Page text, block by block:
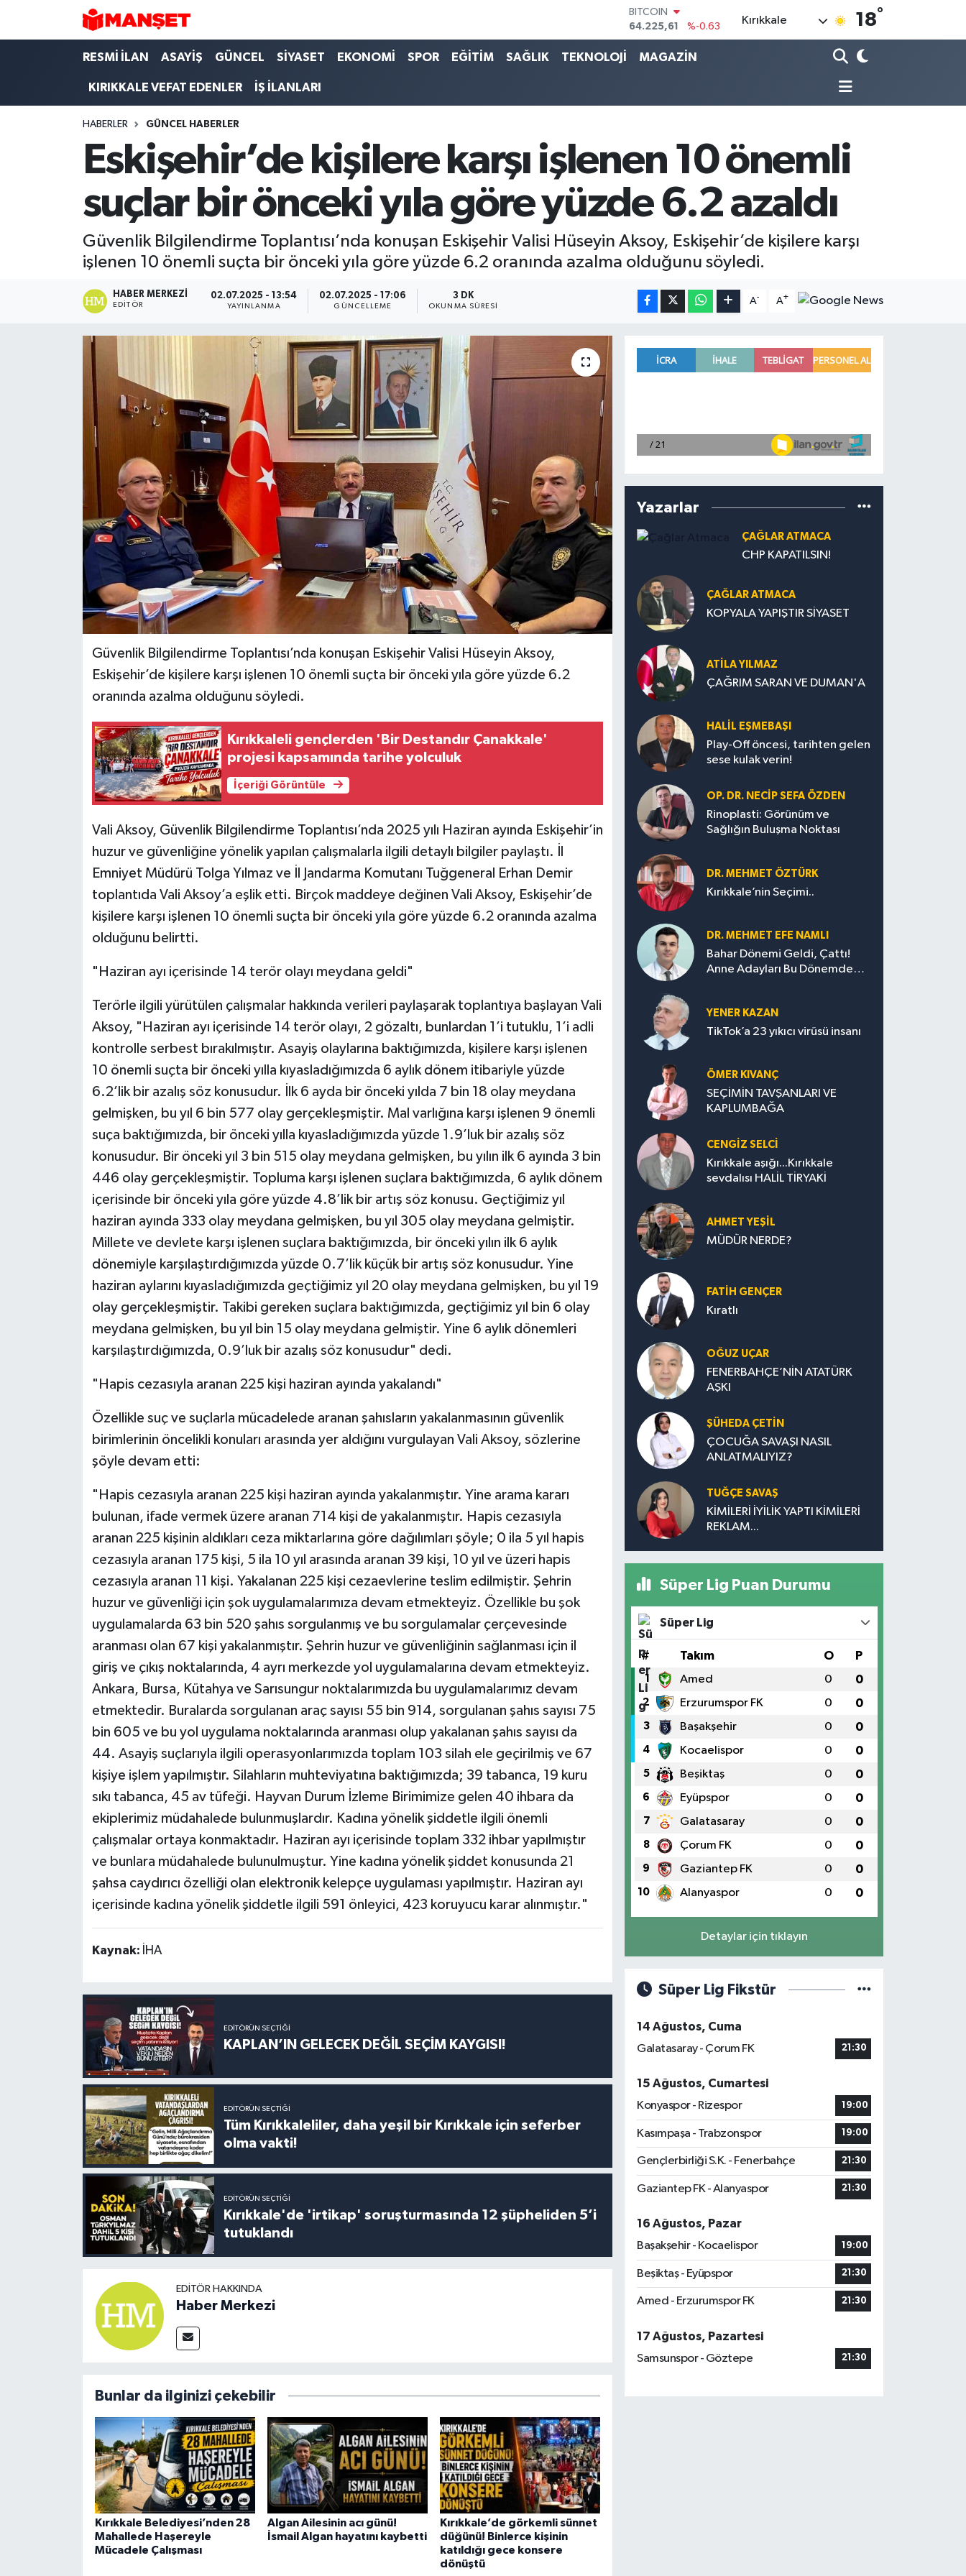
DOLAR
47,7143
%0.16
EURO
55,0317
%-0.02
%70
BITCOIN
64.225,61
%-0.63
Kırıkkale 18°
RESMİ İLAN ASAYİŞ GÜNCEL SİYASET EKONOMİ SPOR EĞİTİM SAĞLIK TEKNOLOJİ MAGAZİN
KIRIKKALE VEFAT EDENLER İŞ İLANLARI
HABERLER GÜNCEL HABERLER
Eskişehir’de kişilere karşı işlenen 10 önemli
suçlar bir önceki yıla göre yüzde 6.2 azaldı
Güvenlik Bilgilendirme Toplantısı’nda konuşan Eskişehir Valisi Hüseyin Aksoy, Eskişehir’de kişilere karşı
işlenen 10 önemli suçta bir önceki yıla göre yüzde 6.2 oranında azalma olduğunu söyledi.
HABER MERKEZI
EDITÖR
02.07.2025 - 13:54
YAYINLANMA
02.07.2025 - 17:06
GÜNCELLEME
3 DK
OKUNMA SÜRESI
A- A+
Güvenlik Bilgilendirme Toplantısı’nda konuşan Eskişehir Valisi Hüseyin Aksoy,
Eskişehir’de kişilere karşı işlenen 10 önemli suçta bir önceki yıla göre yüzde 6.2
oranında azalma olduğunu söyledi.
Kırıkkaleli gençlerden 'Bir Destandır Çanakkale'
projesi kapsamında tarihe yolculuk
İçeriği Görüntüle
Vali Aksoy, Güvenlik Bilgilendirme Toplantısı’nda 2025 yılı Haziran ayında Eskişehir’in
huzur ve güvenliğine yönelik yapılan çalışmalarla ilgili detaylı bilgiler paylaştı. İl
Emniyet Müdürü Tolga Yılmaz ve İl Jandarma Komutanı Tuğgeneral Erhan Demir
toplantıda Vali Aksoy’a eşlik etti. Birçok maddeye değinen Vali Aksoy, Eskişehir’de
kişilere karşı işlenen 10 önemli suçta bir önceki yıla göre yüzde 6.2 oranında azalma
olduğunu belirtti.
"Haziran ayı içerisinde 14 terör olayı meydana geldi"
Terörle ilgili yürütülen çalışmalar hakkında verileri paylaşarak toplantıya başlayan Vali
Aksoy, "Haziran ayı içerisinde 14 terör olayı, 2 gözaltı, bunlardan 1’i tutuklu, 1’i adli
kontrolle serbest bırakılmıştır. Asayiş olaylarına baktığımızda, kişilere karşı işlenen
10 önemli suçta bir önceki yılla kıyasladığımızda 6 aylık dönem itibariyle yüzde
6.2’lik bir azalış söz konusudur. İlk 6 ayda bir önceki yılda 7 bin 18 olay meydana
gelmişken, bu yıl 6 bin 577 olay gerçekleşmiştir. Mal varlığına karşı işlenen 9 önemli
suça baktığımızda, bir önceki yılla kıyasladığımızda yüzde 1.9’luk bir azalış söz
konusudur. Bir önceki yıl 3 bin 515 olay meydana gelmişken, bu yılın ilk 6 ayında 3 bin
446 olay gerçekleşmiştir. Topluma karşı işlenen suçlara baktığımızda, 6 aylık dönem
içerisinde bir önceki yıla göre yüzde 4.8’lik bir artış söz konusu. Geçtiğimiz yıl
haziran ayında 333 olay meydana gelmişken, bu yıl 305 olay meydana gelmiştir.
Millete ve devlete karşı işlenen suçlara baktığımızda, bir önceki yılın ilk 6 aylık
dönemiyle karşılaştırdığımızda yüzde 0.7’lik küçük bir artış söz konusudur. Yine
haziran aylarını kıyasladığımızda geçtiğimiz yıl 20 olay meydana gelmişken, bu yıl 19
olay gerçekleşmiştir. Takibi gereken suçlara baktığımızda, geçtiğimiz yıl bin 6 olay
meydana gelmişken, bu yıl bin 15 olay meydana gelmiştir. Yine 6 aylık dönemleri
karşılaştırdığımızda, 0.9’luk bir azalış söz konusudur" dedi.
"Hapis cezasıyla aranan 225 kişi haziran ayında yakalandı"
Özellikle suç ve suçlarla mücadelede aranan şahısların yakalanmasının güvenlik
birimlerinin öncelikli konuları arasında yer aldığını vurgulayan Vali Aksoy, sözlerine
şöyle devam etti:
"Hapis cezasıyla aranan 225 kişi haziran ayında yakalanmıştır. Yine arama kararı
bulunan, ifade vermek üzere aranan 714 kişi de yakalanmıştır. Hapis cezasıyla
aranan 225 kişinin aldıkları ceza miktarlarına göre dağılımları şöyle; 0 ila 5 yıl hapis
cezasıyla aranan 175 kişi, 5 ila 10 yıl arasında aranan 39 kişi, 10 yıl ve üzeri hapis
cezasıyla aranan 11 kişi. Yakalanan 225 kişi cezaevlerine teslim edilmiştir. Şehrin
huzur ve güvenliği için şok uygulamalarımıza devam etmekteyiz. Özellikle bu şok
uygulamalarda 63 bin 520 şahıs sorgulanmış ve bu sorgulamalar çerçevesinde
aranması olan 67 kişi yakalanmıştır. Şehrin huzur ve güvenliğinin sağlanması için il
giriş ve çıkış noktalarında, 4 ayrı merkezde yol uygulamalarına devam etmekteyiz.
Ankara, Bursa, Kütahya ve Sarısungur noktalarımızda bu uygulamalarımız devam
etmektedir. Buralarda sorgulanan araç sayısı 55 bin 914, sorgulanan şahıs sayısı 75
bin 605 ve bu yol uygulama noktalarında aranması olup yakalanan şahıs sayısı da
44. Asayiş suçlarıyla ilgili operasyonlarımızda toplam 103 silah ele geçirilmiş ve 67
kişiye işlem yapılmıştır. Silahların muhteviyatına baktığımızda; 39 tabanca, 19 kuru
sıkı tabanca, 45 av tüfeği. Hayvan Durum İzleme Birimimize gelen 40 ihbara da
ekiplerimiz müdahalede bulunmuşlardır. Kadına yönelik şiddetle ilgili önemli
çalışmalar ortaya konmaktadır. Haziran ayı içerisinde toplam 332 ihbar yapılmıştır
ve bunlara müdahalede bulunulmuştur. Yine kadına yönelik şiddet konusunda 21
şahsa caydırıcı özelliği olan elektronik kelepçe uygulaması yapılmıştır. Haziran ayı
içerisinde kadına yönelik şiddetle ilgili 591 önleyici, 423 koruyucu karar alınmıştır."
Kaynak: İHA
EDITÖRÜN SEÇTIĞI
KAPLAN’IN GELECEK DEĞİL SEÇİM KAYGISI!
EDITÖRÜN SEÇTIĞI
Tüm Kırıkkaleliler, daha yeşil bir Kırıkkale için seferber
olma vakti!
EDITÖRÜN SEÇTIĞI
Kırıkkale'de 'irtikap' soruşturmasında 12 şüpheliden 5’i
tutuklandı
EDITÖR HAKKINDA
Haber Merkezi
Bunlar da ilginizi çekebilir
Kırıkkale Belediyesi’nden 28
Mahallede Haşereyle
Mücadele Çalışması
Algan Ailesinin acı günü!
İsmail Algan hayatını kaybetti
Kırıkkale’de görkemli sünnet
düğünü! Binlerce kişinin
katıldığı gece konsere
dönüştü
Yazarlar
ÇAĞLAR ATMACA
CHP KAPATILSIN!
ÇAĞLAR ATMACA
KOPYALA YAPIŞTIR SİYASET
ATILA YILMAZ
ÇAĞRIM SARAN VE DUMAN'A
HALIL EŞMEBAŞI
Play-Off öncesi, tarihten gelen
sese kulak verin!
OP. DR. NECIP SEFA ÖZDEN
Rinoplasti: Görünüm ve
Sağlığın Buluşma Noktası
DR. MEHMET ÖZTÜRK
Kırıkkale’nin Seçimi..
DR. MEHMET EFE NAMLI
Bahar Dönemi Geldi, Çattı!
Anne Adayları Bu Dönemde
YENER KAZAN
TikTok’a 23 yıkıcı virüsü insanı
ÖMER KIVANÇ
SEÇİMİN TAVŞANLARI VE
KAPLUMBAĞA
CENGİZ SELCİ
Kırıkkale aşığı...Kırıkkale
sevdalısı HALİL TİRYAKİ
AHMET YEŞİL
MÜDÜR NERDE?
FATIH GENÇER
Kıratlı
OĞUZ UÇAR
FENERBAHÇE’NİN ATATÜRK
AŞKI
ŞÜHEDA ÇETİN
ÇOCUĞA SAVAŞI NASIL
ANLATMALIYIZ?
TUĞÇE SAVAŞ
KİMİLERİ İYİLİK YAPTI KİMİLERİ
REKLAM...
Süper Lig Puan Durumu
Süper Lig
# Takım O P
1 Amed 0 0
2 Erzurumspor FK 0 0
3 Başakşehir 0 0
4 Kocaelispor 0 0
5 Beşiktaş 0 0
6 Eyüpspor 0 0
7 Galatasaray 0 0
8 Çorum FK 0 0
9 Gaziantep FK 0 0
10 Alanyaspor 0 0
Detaylar için tıklayın
Süper Lig Fikstür
14 Ağustos, Cuma
Galatasaray - Çorum FK
21:30
15 Ağustos, Cumartesi
Konyaspor - Rizespor
19:00
Kasımpaşa - Trabzonspor 19:00
Gençlerbirliği S.K. - Fenerbahçe 21:30
Gaziantep FK - Alanyaspor 21:30
16 Ağustos, Pazar
Başakşehir - Kocaelispor
19:00
Beşiktaş - Eyüpspor 21:30
Amed - Erzurumspor FK 21:30
17 Ağustos, Pazartesi
Samsunspor - Göztepe
21:30
Hava Durumu
Trafik Durumu
Süper Lig Puan Durumu ve Fikstür
Tüm Manşetler
Son Dakika Haberleri
Haber Arşivi